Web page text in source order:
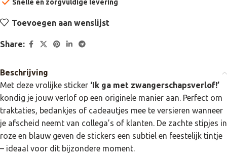
Snelle en zorgvuldige levering
Toevoegen aan wenslijst
Share:
Beschrijving
Met deze vrolijke sticker ‘Ik ga met zwangerschapsverlof!’
kondig je jouw verlof op een originele manier aan. Perfect om
traktaties, bedankjes of cadeautjes mee te versieren wanneer
je afscheid neemt van collega’s of klanten. De zachte stipjes in
roze en blauw geven de stickers een subtiel en feestelijk tintje
– ideaal voor dit bijzondere moment.